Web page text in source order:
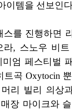
이템을 선보인
를 진행하면
라, 스노우 비
엄 페스티벌
트곡 Oxytocin
리 빌리 의상
장 마이크와